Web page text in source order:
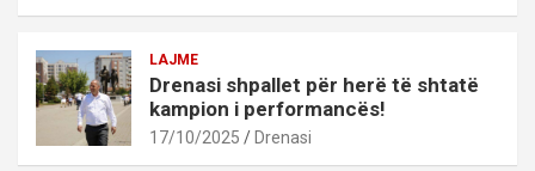
LAJME
Drenasi shpallet për herë të shtatë
kampion i performancës!
17/10/2025 Drenasi